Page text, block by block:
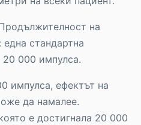
на
стандартна
000 импулса.
импулса, ефектът на
да намалее.
е достигнала 20 000